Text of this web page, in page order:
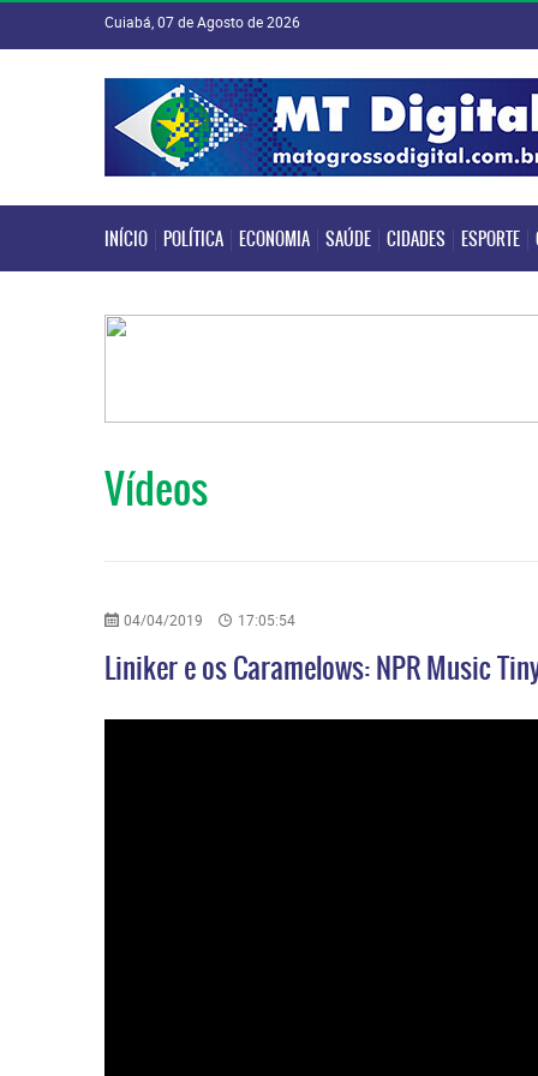
Cuiabá, 07 de Agosto de 2026
INÍCIO POLÍTICA ECONOMIA SAÚDE CIDADES ESPORTE
INÍCIO POLÍTICA ECONOMIA
Vídeos
04/04/2019 17:05:54
Liniker e os Caramelows: NPR Music